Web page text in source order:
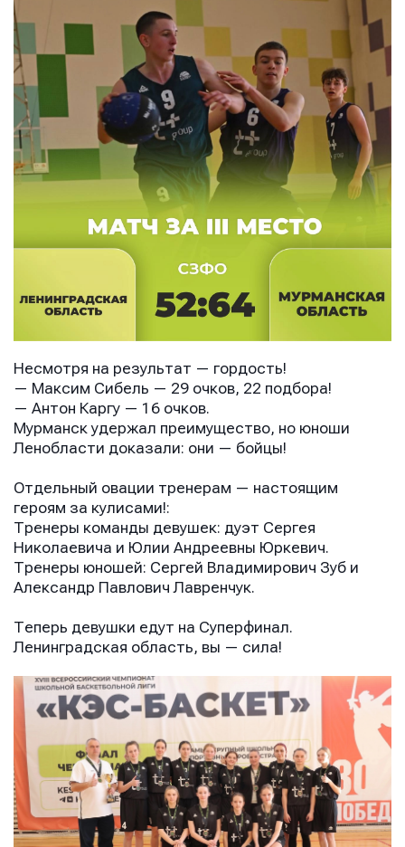
Несмотря на результат — гордость!
— Максим Сибель — 29 очков, 22 подбора!
— Антон Каргу — 16 очков.
Мурманск удержал преимущество, но юноши
Ленобласти доказали: они — бойцы!
Отдельный овации тренерам — настоящим
героям за кулисами!:
Тренеры команды девушек: дуэт Сергея
Николаевича и Юлии Андреевны Юркевич.
Тренеры юношей: Сергей Владимирович Зуб и
Александр Павлович Лавренчук.
Теперь девушки едут на Суперфинал.
Ленинградская область, вы — сила!
Имя
Имя
Имя